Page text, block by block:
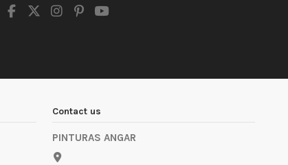
Contact us
PINTURAS ANGAR